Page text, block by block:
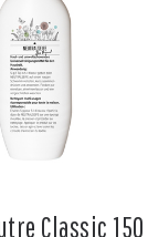
Classic